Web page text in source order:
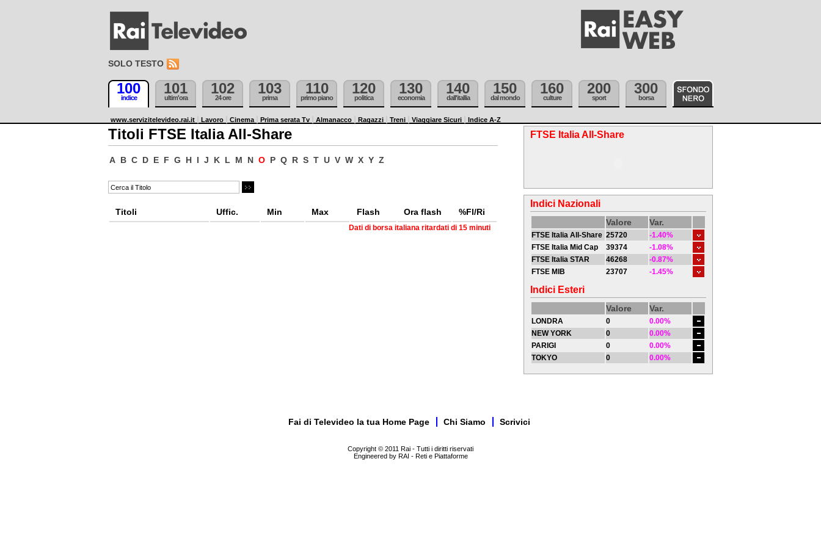
SOLO TESTO
100
indice
101
ultim'ora
102
24 ore
103
prima
110
primo piano
120
politica
130
economia
140
dall'itallia
150
dal mondo
160
culture
200
sport
300
borsa
www.servizitelevideo.rai.it Lavoro Cinema Prima serata Tv Almanacco Ragazzi Treni Viaggiare Sicuri Indice A-Z
Titoli FTSE Italia All-Share
A B C D E F G H I J K L M N O P Q R S T U V W X Y Z
Titoli Uffic. Min Max Flash Ora flash %Fl/Ri
Dati di borsa italiana ritardati di 15 minuti
FTSE Italia All-Share
Indici Nazionali
Valore Var.
FTSE Italia All-Share 25720
-1.40%
FTSE Italia Mid Cap
39374
-1.08%
FTSE Italia STAR
46268
-0.87%
FTSE MIB
23707 -1.45%
Indici Esteri
Valore Var.
LONDRA 0
0.00%
NEW YORK
0
0.00%
PARIGI
0
0.00%
TOKYO
0 0.00%
Fai di Televideo la tua Home Page Chi Siamo Scrivici
Copyright © 2011 Rai - Tutti i diritti riservati
Engineered by RAI - Reti e Piattaforme